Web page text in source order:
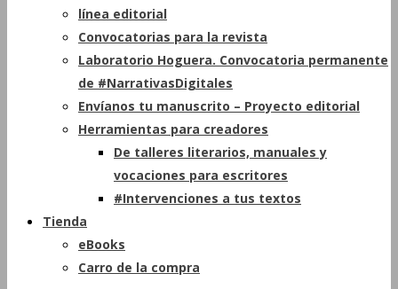
línea editorial
Convocatorias para la revista
Laboratorio Hoguera. Convocatoria permanente
de #NarrativasDigitales
Envíanos tu manuscrito – Proyecto editorial
Herramientas para creadores
De talleres literarios, manuales y
vocaciones para escritores
#Intervenciones a tus textos
Tienda
eBooks
Carro de la compra